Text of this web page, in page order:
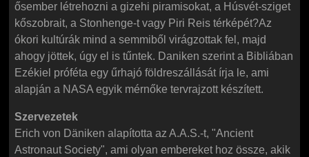
ősember létrehozni a gizehi piramisokat, a Húsvét-sziget
kőszobrait, a Stonhenge-t vagy Piri Reis térképét?Az
ókori kultúrák mind a semmiből virágzottak fel, majd
ahogy jöttek, úgy el is tűntek. Daniken szerint a Bibliában
Ezékiel próféta egy űrhajó földreszállását írja le, ami
alapján a NASA egyik mérnőke tervrajzott készített.
Szervezetek
Erich von Däniken alapította az A.A.S.-t, "Ancient
Astronaut Society", ami olyan embereket hoz össze, akik